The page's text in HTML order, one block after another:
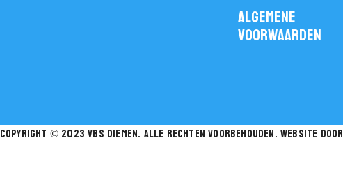
Algemene
voorwaarden
Copyright © 2023 vbs diemen. Alle rechten voorbehouden. website door